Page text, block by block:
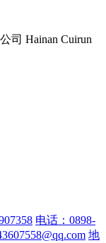
司 Hainan Cuirun
电话：0898-
地